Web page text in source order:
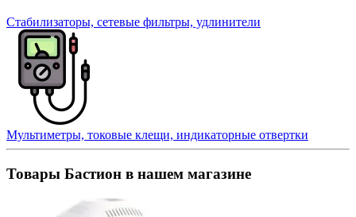
Стабилизаторы, сетевые фильтры, удлинители
Мультиметры, токовые клещи, индикаторные отвертки
Товары Бастион в нашем магазине